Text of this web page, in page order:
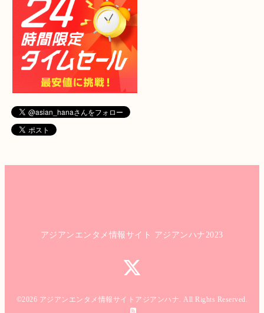
アジアンエンタメ情報サイト アジアンハナ2023
©2026 アジアンエンタメ情報サイトアジアンハナ. All Rights Reserved.